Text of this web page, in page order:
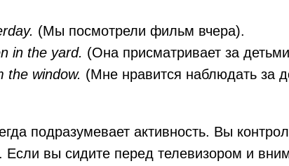
(Мы посмотрели фильм вчера).
in the yard. (Она присматривает за
the window. (Мне нравится наблюдать за
подразумевает активность. Вы
Если вы сидите перед телевизором и